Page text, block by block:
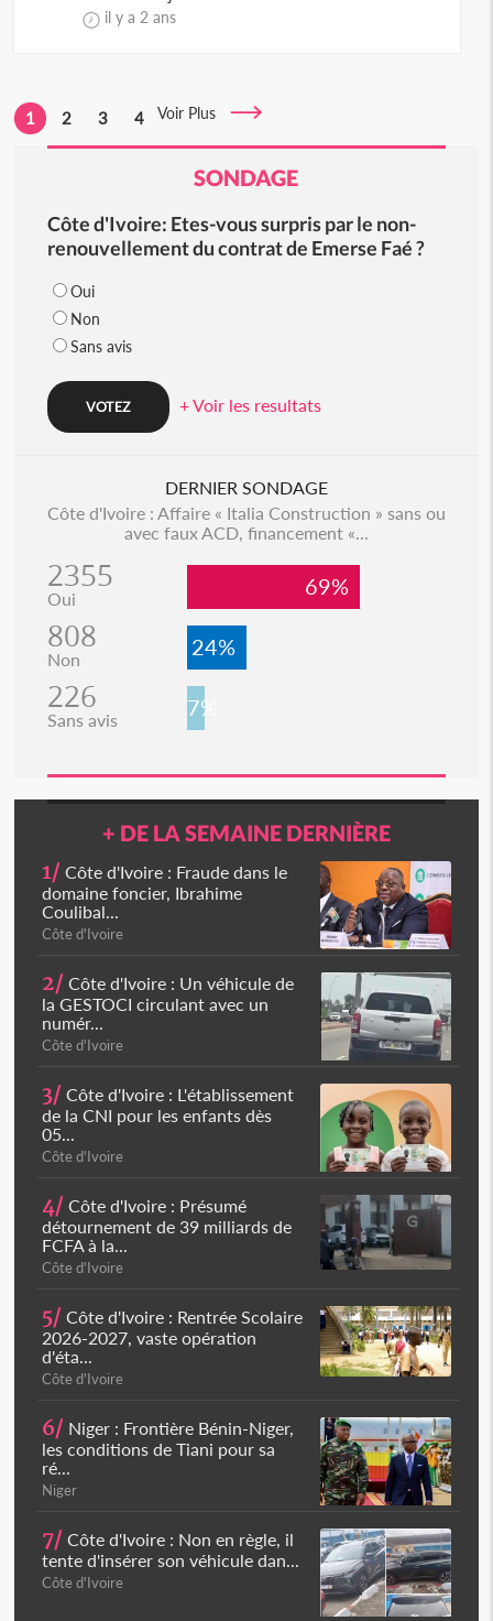
il y a 2 ans
1 2 3 4 Voir Plus
SONDAGE
Côte d'Ivoire: Etes-vous surpris par le non-
renouvellement du contrat de Emerse Faé ?
Oui
Non
Sans avis
+ Voir les resultats
DERNIER SONDAGE
Côte d'Ivoire : Affaire « Italia Construction » sans ou
avec faux ACD, financement «...
2355
Oui 69%
808
Non 24%
226
Sans avis 7%
+ DE LA SEMAINE DERNIÈRE
1/ Côte d'Ivoire : Fraude dans le
domaine foncier, Ibrahime
Coulibal...
Côte d'Ivoire
2/ Côte d'Ivoire : Un véhicule de
la GESTOCI circulant avec un
numér...
Côte d'Ivoire
3/ Côte d'Ivoire : L'établissement
de la CNI pour les enfants dès
05...
Côte d'Ivoire
4/ Côte d'Ivoire : Présumé
détournement de 39 milliards de
FCFA à la...
Côte d'Ivoire
5/ Côte d'Ivoire : Rentrée Scolaire
2026-2027, vaste opération
d'éta...
Côte d'Ivoire
6/ Niger : Frontière Bénin-Niger,
les conditions de Tiani pour sa
ré...
Niger
7/ Côte d'Ivoire : Non en règle, il
tente d'insérer son véhicule dan...
Côte d'Ivoire